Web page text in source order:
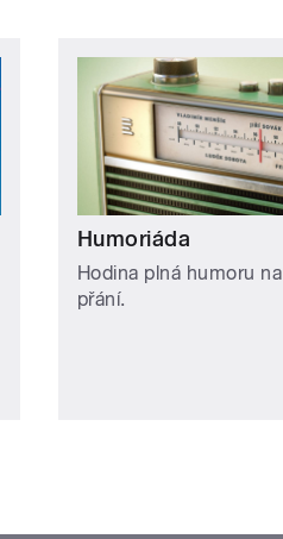
Humoriáda
Hodina plná humoru
přání.